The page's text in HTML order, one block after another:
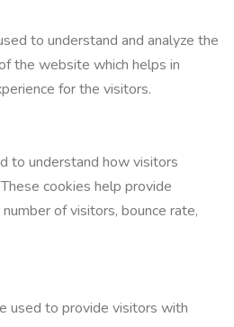
to understand and analyze the
the website which helps in
for the visitors.
to understand how visitors
cookies help provide
of visitors, bounce rate,
used to provide visitors with